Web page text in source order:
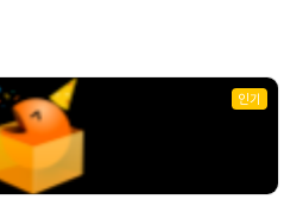
해주세요
인기